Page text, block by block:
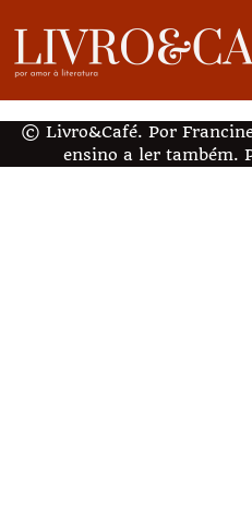
© Livro&Café. Por
ensino a ler também.